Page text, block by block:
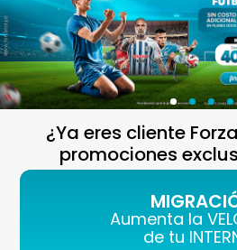
¿Ya eres cliente
promociones
Aumenta la
de tu